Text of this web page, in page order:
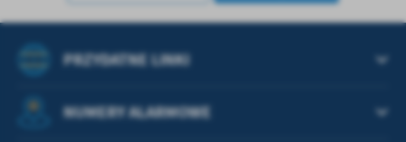
PRZYDATNE LINKI
NUMERY ALARMOWE